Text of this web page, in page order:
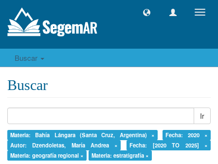
Buscar
Buscar
Ir
Materia: Bahía Lángara (Santa Cruz, Argentina) ×
Fecha: 2020 ×
Autor: Dzendoletas, María Andrea ×
Fecha: [2020 TO 2025] ×
Materia: geografía regional ×
Materia: estratigrafía ×